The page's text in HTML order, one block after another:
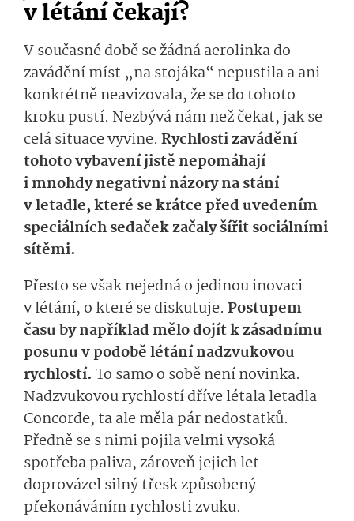
v létání čekají?
V současné době se žádná aerolinka do
zavádění míst „na stojáka“ nepustila a ani
konkrétně neavizovala, že se do tohoto
kroku pustí. Nezbývá nám než čekat, jak se
celá situace vyvine. Rychlosti zavádění
tohoto vybavení jistě nepomáhají
i mnohdy negativní názory na stání
v letadle, které se krátce před uvedením
speciálních sedaček začaly šířit sociálními
sítěmi.
Přesto se však nejedná o jedinou inovaci
v létání, o které se diskutuje. Postupem
času by například mělo dojít k zásadnímu
posunu v podobě létání nadzvukovou
rychlostí. To samo o sobě není novinka.
Nadzvukovou rychlostí dříve létala letadla
Concorde, ta ale měla pár nedostatků.
Předně se s nimi pojila velmi vysoká
spotřeba paliva, zároveň jejich let
doprovázel silný třesk způsobený
překonáváním rychlosti zvuku.